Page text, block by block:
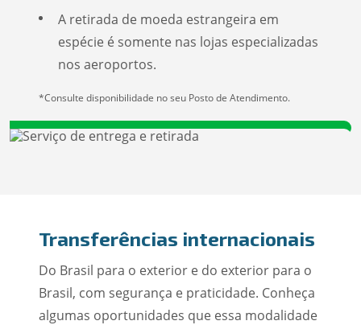
A retirada de moeda estrangeira em
espécie é somente nas lojas especializadas
nos aeroportos.
*Consulte disponibilidade no seu Posto de Atendimento.
Transferências internacionais
Do Brasil para o exterior e do exterior para o
Brasil, com segurança e praticidade. Conheça
algumas oportunidades que essa modalidade